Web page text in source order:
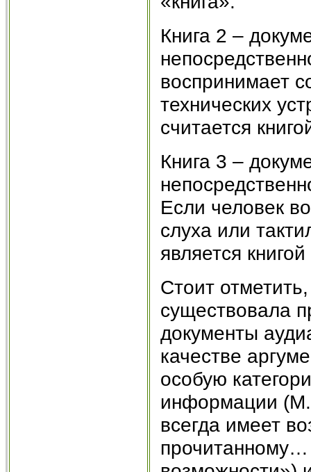
Книга 2 –
воспринимает
технических
считается
Книга 3 –
Если человек
слуха или
является
Стоит
существовала
документы
качестве
особую
информации
всегда имеет